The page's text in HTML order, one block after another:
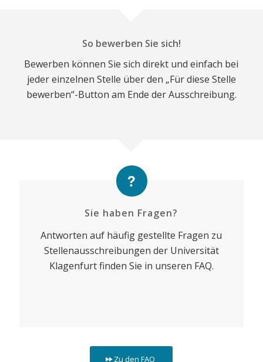
So bewerben Sie sich!
Bewerben können Sie sich direkt und einfach bei
jeder einzelnen Stelle über den „Für diese Stelle
bewerben“-Button am Ende der Ausschreibung.
Sie haben Fragen?
Antworten auf häufig gestellte Fragen zu
Stellenausschreibungen der Universität
Klagenfurt finden Sie in unseren FAQ.
Zu den FAQ